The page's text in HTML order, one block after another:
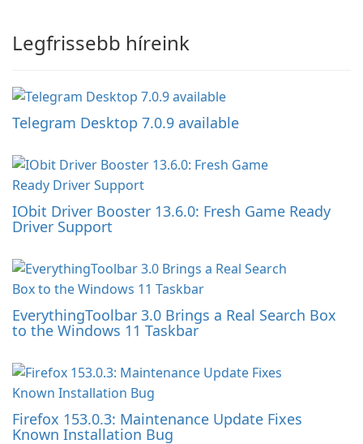
Legfrissebb híreink
Telegram Desktop 7.0.9 available
IObit Driver Booster 13.6.0: Fresh Game Ready
Driver Support
EverythingToolbar 3.0 Brings a Real Search Box
to the Windows 11 Taskbar
Firefox 153.0.3: Maintenance Update Fixes
Known Installation Bug